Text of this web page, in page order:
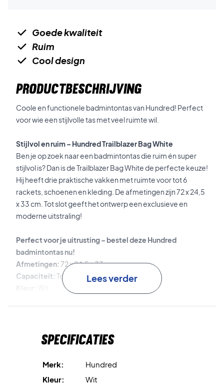
Goede kwaliteit
Ruim
Cool design
PRODUCTBESCHRIJVING
Coole en functionele badmintontas van Hundred! Perfect
voor wie een stijlvolle tas met veel ruimte wil.
Stijlvol en ruim – Hundred Trailblazer Bag White
Ben je op zoek naar een badmintontas die ruim én super
stijlvol is? Dan is de Trailblazer Bag White de perfecte keuze!
Hij heeft drie praktische vakken met ruimte voor tot 6
rackets, schoenen en kleding. De afmetingen zijn 72 x 24,5
x 33 cm. Tot slot geeft het ontwerp een exclusieve en
moderne uitstraling!
Perfect voor je uitrusting – bestel deze Hundred
badmintontas nu!
Afmetingen:72 x 24,5 x 33 cm.
Capaciteit:Tot 6 rackets.Lees verder
Specificaties
Merk:
Hundred
Kleur:
Wit